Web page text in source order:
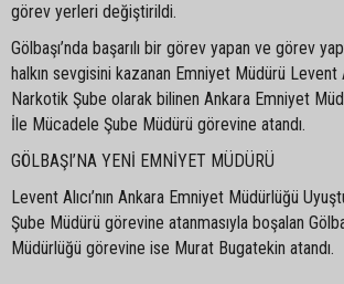
görev yerleri değiştirildi.
Gölbaşı’nda başarılı bir görev yapan ve görev
halkın sevgisini kazanan Emniyet Müdürü Levent
Narkotik Şube olarak bilinen Ankara Emniyet
İle Mücadele Şube Müdürü görevine atandı.
GÖLBAŞI’NA YENİ EMNİYET MÜDÜRÜ
Levent Alıcı’nın Ankara Emniyet Müdürlüğü
Şube Müdürü görevine atanmasıyla boşalan
Müdürlüğü görevine ise Murat Bugatekin atandı.